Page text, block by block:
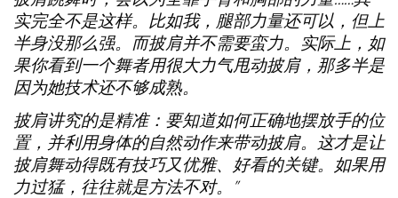
实完全不是这样。比如我，腿部力量还可以，但上
半身没那么强。而披肩并不需要蛮力。实际上，如
果你看到一个舞者用很大力气甩动披肩，那多半是
因为她技术还不够成熟。
披肩讲究的是精准：要知道如何正确地摆放手的位
置，并利用身体的自然动作来带动披肩。这才是让
披肩舞动得既有技巧又优雅、好看的关键。如果用
力过猛，往往就是方法不对。”